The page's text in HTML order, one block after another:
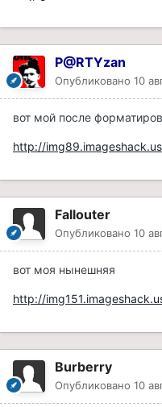
P@RTYzan
Опубликовано 10
вот мой после
http://
Fallouter
Опубликовано 10
вот моя нынешняя
http://
Burberry
Опубликовано 10